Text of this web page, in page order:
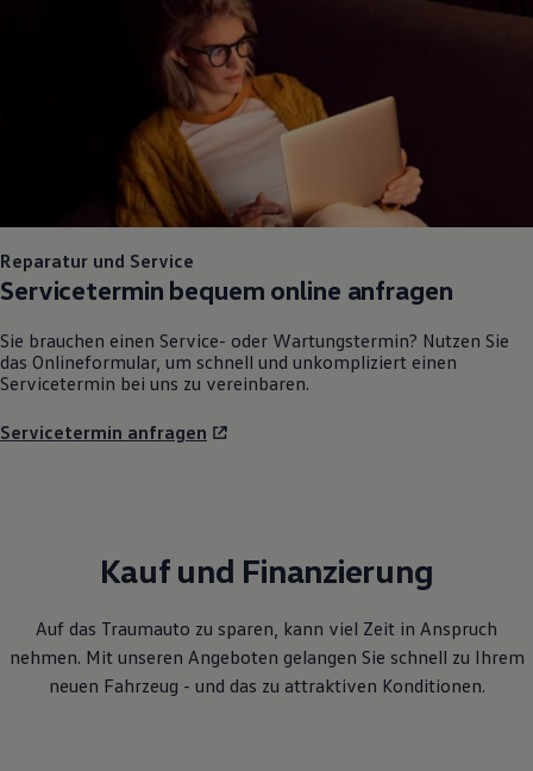
Reparatur und Service
Servicetermin bequem online anfragen
Sie brauchen einen Service- oder Wartungstermin? Nutzen Sie
das Onlineformular, um schnell und unkompliziert einen
Servicetermin bei uns zu vereinbaren.
Servicetermin anfragen
Kauf und Finanzierung
Auf das Traumauto zu sparen, kann viel Zeit in Anspruch
nehmen. Mit unseren Angeboten gelangen Sie schnell zu Ihrem
neuen Fahrzeug - und das zu attraktiven Konditionen.